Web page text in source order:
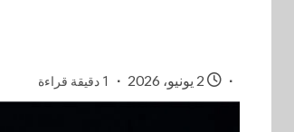
1 دقيقة قراءة